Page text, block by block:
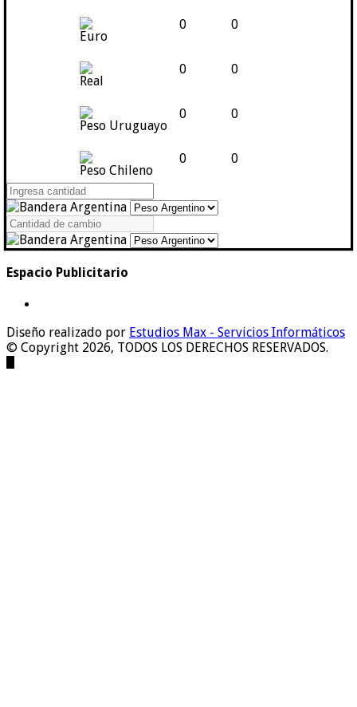
Euro
0 0
Real
0 0
Peso Uruguayo
0 0
Peso Chileno
0 0
Espacio Publicitario
Diseño realizado por Estudios Max - Servicios Informáticos
© Copyright 2026, TODOS LOS DERECHOS RESERVADOS.